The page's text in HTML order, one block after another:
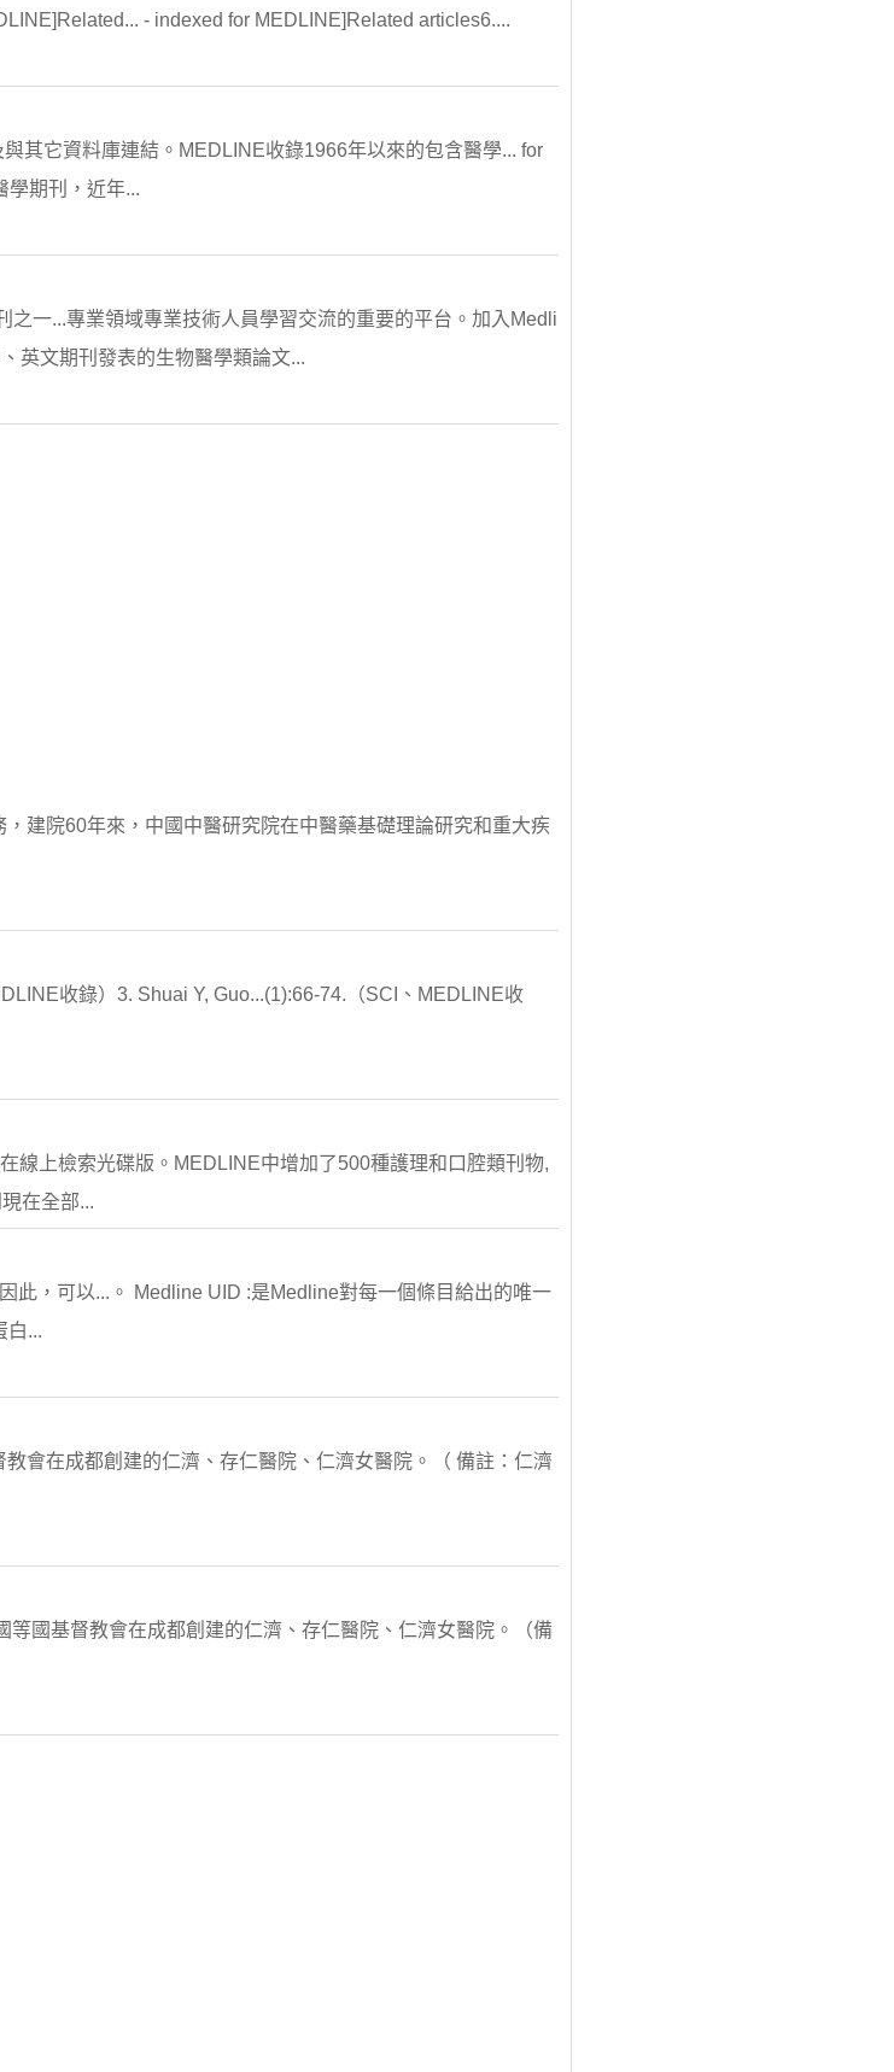
- indexed for MEDLINE]Related articles6....
其它資料庫連結。MEDLINE收錄1966年以來的包含醫學... for
學期刊，近年...
一...專業領域專業技術人員學習交流的重要的平台。加入Medli
英文期刊發表的生物醫學類論文...
建院60年來，中國中醫研究院在中醫藥基礎理論研究和重大疾
收錄）3. Shuai Y, Guo...(1):66-74.（SCI、MEDLINE收
線上檢索光碟版。MEDLINE中增加了500種護理和口腔類刊物,
在全部...
此，可以...。 Medline UID :是Medline對每一個條目給出的唯一
白...
會在成都創建的仁濟、存仁醫院、仁濟女醫院。（ 備註：仁濟
國基督教會在成都創建的仁濟、存仁醫院、仁濟女醫院。（備